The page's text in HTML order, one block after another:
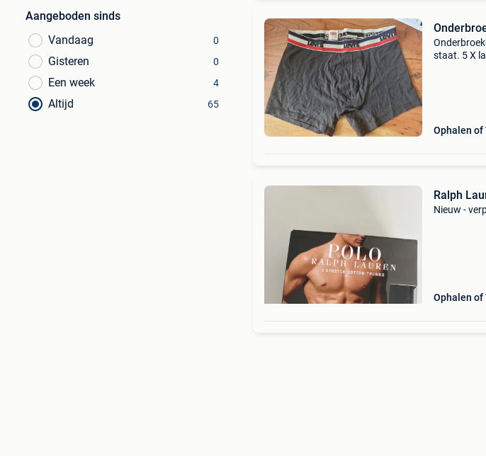
Aangeboden sinds
Vandaag
0
Gisteren 0
Een week 4
Altijd 65
staat. 5 X
Ophalen of
Ralph
Nieuw -
Ophalen of